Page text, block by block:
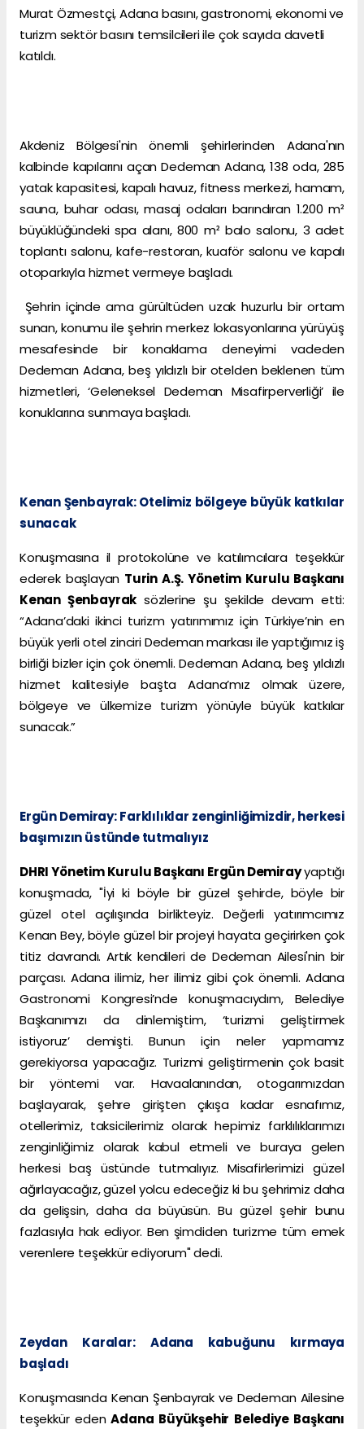
Murat Özmestçi, Adana basını, gastronomi, ekonomi ve
turizm sektör basını temsilcileri ile çok sayıda davetli
katıldı.
Akdeniz Bölgesi'nin önemli şehirlerinden Adana'nın
kalbinde kapılarını açan Dedeman Adana, 138 oda, 285
yatak kapasitesi, kapalı havuz, fitness merkezi, hamam,
sauna, buhar odası, masaj odaları barındıran 1.200 m²
büyüklüğündeki spa alanı, 800 m² balo salonu, 3 adet
toplantı salonu, kafe-restoran, kuaför salonu ve kapalı
otoparkıyla hizmet vermeye başladı.
Şehrin içinde ama gürültüden uzak huzurlu bir ortam
sunan, konumu ile şehrin merkez lokasyonlarına yürüyüş
mesafesinde bir konaklama deneyimi vadeden
Dedeman Adana, beş yıldızlı bir otelden beklenen tüm
hizmetleri, ‘Geleneksel Dedeman Misafirperverliği’ ile
konuklarına sunmaya başladı.
Kenan Şenbayrak: Otelimiz bölgeye büyük katkılar
sunacak
Konuşmasına il protokolüne ve katılımcılara teşekkür
ederek başlayan Turin A.Ş. Yönetim Kurulu Başkanı
Kenan Şenbayrak sözlerine şu şekilde devam etti:
“Adana’daki ikinci turizm yatırımımız için Türkiye’nin en
büyük yerli otel zinciri Dedeman markası ile yaptığımız iş
birliği bizler için çok önemli. Dedeman Adana, beş yıldızlı
hizmet kalitesiyle başta Adana’mız olmak üzere,
bölgeye ve ülkemize turizm yönüyle büyük katkılar
sunacak.”
Ergün Demiray: Farklılıklar zenginliğimizdir, herkesi
başımızın üstünde tutmalıyız
DHRI Yönetim Kurulu Başkanı Ergün Demirayyaptığı
konuşmada, "İyi ki böyle bir güzel şehirde, böyle bir
güzel otel açılışında birlikteyiz. Değerli yatırımcımız
Kenan Bey, böyle güzel bir projeyi hayata geçirirken çok
titiz davrandı. Artık kendileri de Dedeman Ailesi'nin bir
parçası. Adana ilimiz, her ilimiz gibi çok önemli. Adana
Gastronomi Kongresi’nde konuşmacıydım, Belediye
Başkanımızı da dinlemiştim, ‘turizmi geliştirmek
istiyoruz’ demişti. Bunun için neler yapmamız
gerekiyorsa yapacağız. Turizmi geliştirmenin çok basit
bir yöntemi var. Havaalanından, otogarımızdan
başlayarak, şehre girişten çıkışa kadar esnafımız,
otellerimiz, taksicilerimiz olarak hepimiz farklılıklarımızı
zenginliğimiz olarak kabul etmeli ve buraya gelen
herkesi baş üstünde tutmalıyız. Misafirlerimizi güzel
ağırlayacağız, güzel yolcu edeceğiz ki bu şehrimiz daha
da gelişsin, daha da büyüsün. Bu güzel şehir bunu
fazlasıyla hak ediyor. Ben şimdiden turizme tüm emek
verenlere teşekkür ediyorum" dedi.
Zeydan Karalar: Adana kabuğunu kırmaya
başladı
Konuşmasında Kenan Şenbayrak ve Dedeman Ailesine
teşekkür edenAdana Büyükşehir Belediye Başkanı